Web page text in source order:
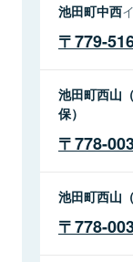
池田町中西
779-
池田町西山
保）
778-
池田町西山（
778-